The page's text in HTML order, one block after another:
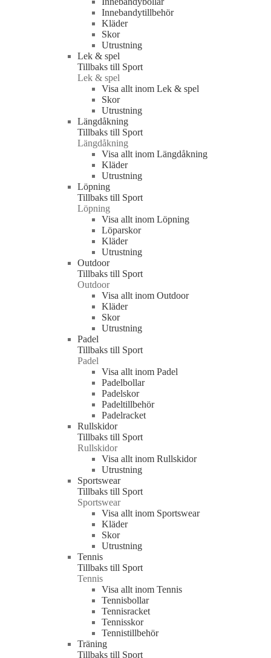
Innebandytillbehör
Kläder
Skor
Utrustning
Lek & spel
Tillbaks till Sport
Lek & spel
Visa allt inom Lek & spel
Skor
Utrustning
Längdåkning
Tillbaks till Sport
Längdåkning
Visa allt inom Längdåkning
Kläder
Utrustning
Löpning
Tillbaks till Sport
Löpning
Visa allt inom Löpning
Löparskor
Kläder
Utrustning
Outdoor
Tillbaks till Sport
Outdoor
Visa allt inom Outdoor
Kläder
Skor
Utrustning
Padel
Tillbaks till Sport
Padel
Visa allt inom Padel
Padelbollar
Padelskor
Padeltillbehör
Padelracket
Rullskidor
Tillbaks till Sport
Rullskidor
Visa allt inom Rullskidor
Utrustning
Sportswear
Tillbaks till Sport
Sportswear
Visa allt inom Sportswear
Kläder
Skor
Utrustning
Tennis
Tillbaks till Sport
Tennis
Visa allt inom Tennis
Tennisbollar
Tennisracket
Tennisskor
Tennistillbehör
Träning
Tillbaks till Sport